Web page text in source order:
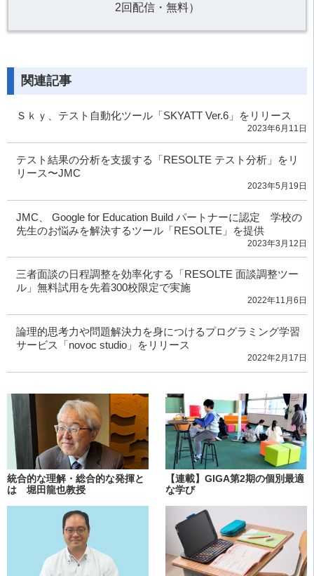
2回配信・無料）
関連記事
Ｓｋｙ、テスト自動化ツール「SKYATT Ver.6」をリリース
2023年6月11日
テスト結果の分析を支援する「RESOLTE テスト分析」をリ
リース〜JMC
2023年5月19日
JMC、 Google for Education Build パートナーに認定 学校の
先生のお悩みを解決するツール「RESOLTE」を提供
2023年3月12日
三者面談の日程調整を効率化する「RESOLTE 面談調整ツー
ル」無料試用を先着300校限定で実施
2022年11月6日
論理的思考力や問題解決力を身につけるプログラミング学習
サービス「novoc studio」をリリース
2022年2月17日
統合的な理解・総合的な発揮と
は 堀田龍也教授
【連載】GIGA第2期の個別最適
な学び